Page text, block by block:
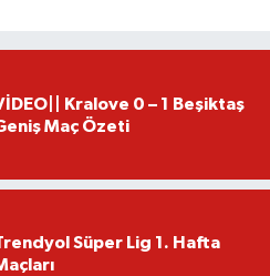
Kralove 0 – 1 Beşiktaş
Maç Özeti
Süper Lig 1. Hafta